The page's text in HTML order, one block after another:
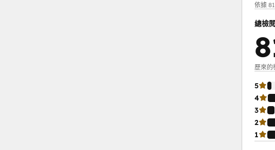
依據
總檢
歷來的
5
4
3
2
1